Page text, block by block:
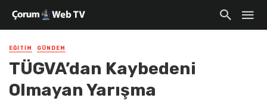
EĞITIM GÜNDEM
TÜGVA’dan Kaybedeni
Olmayan Yarışma